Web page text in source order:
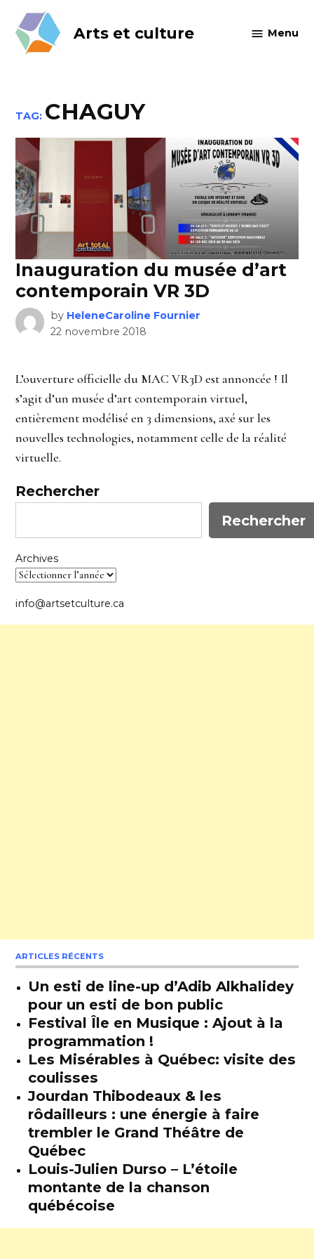
content
Arts et culture Menu
TAG: CHAGUY
Inauguration du musée d’art
contemporain VR 3D
by HeleneCaroline Fournier
22 novembre 2018
L’ouverture officielle du MAC VR3D est annoncée ! Il
s’agit d’un musée d’art contemporain virtuel,
entièrement modélisé en 3 dimensions, axé sur les
nouvelles technologies, notamment celle de la réalité
virtuelle.
Rechercher
Rechercher
Archives
info@artsetculture.ca
ARTICLES RÉCENTS
Un esti de line-up d’Adib Alkhalidey
pour un esti de bon public
Festival Île en Musique : Ajout à la
programmation !
Les Misérables à Québec: visite des
coulisses
Jourdan Thibodeaux & les
rôdailleurs : une énergie à faire
trembler le Grand Théâtre de
Québec
Louis-Julien Durso – L’étoile
montante de la chanson
québécoise